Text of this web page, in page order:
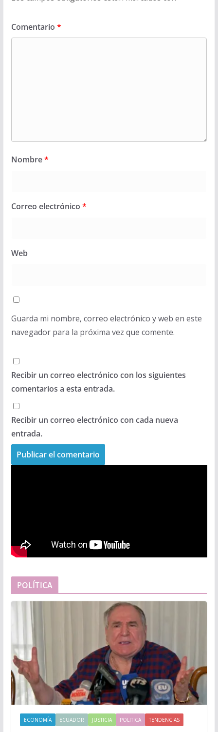
Comentario *
Nombre*
Correo electrónico *
Web
Guarda mi nombre, correo electrónico y web en este
navegador para la próxima vez que comente.
Recibir un correo electrónico con los siguientes
comentarios a esta entrada.
Recibir un correo electrónico con cada nueva
entrada.
POLÍTICA
ECONOMÍA ECUADOR JUSTICIA POLITICA TENDENCIAS